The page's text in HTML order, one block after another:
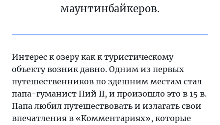
маунтинбайкеров.
Интерес к озеру как к туристическому
объекту возник давно. Одним из первых
путешественников по здешним местам стал
папа-гуманист Пий II, и произошло это в 15 в.
Папа любил путешествовать и излагать свои
впечатления в «Комментариях», которые